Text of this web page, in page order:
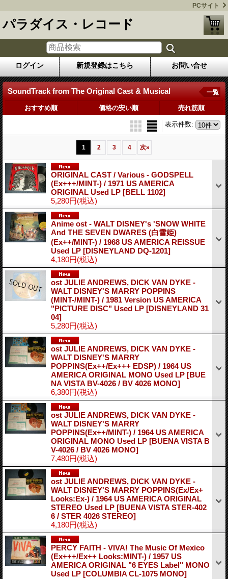
PCサイト
パラダイス・レコード
ログイン 新規登録はこちら お問い合せ
SoundTrack from The Original Cast & Musical 一覧
おすすめ順 価格の安い順 売れ筋順
表示件数:
1 2 3 4 次»
ORIGINAL CAST / Various - GODSPELL
(Ex+++/MINT-) / 1971 US AMERICA
ORIGINAL Used LP [BELL 1102]
5,280円(税込)
Anime ost - WALT DISNEY's 'SNOW WHITE
And THE SEVEN DWARES (白雪姫)
(Ex++/MINT-) / 1968 US AMERICA REISSUE
Used LP [DISNEYLAND DQ-1201]
4,180円(税込)
ost JULIE ANDREWS, DICK VAN DYKE -
WALT DISNEY'S MARRY POPPINS
(MINT-/MINT-) / 1981 Version US AMERICA
"PICTURE DISC" Used LP [DISNEYLAND 31
04]
5,280円(税込)
ost JULIE ANDREWS, DICK VAN DYKE -
WALT DISNEY'S MARRY
POPPINS(Ex++/Ex+++ EDSP) / 1964 US
AMERICA ORIGINAL MONO Used LP [BUE
NA VISTA BV-4026 / BV 4026 MONO]
6,380円(税込)
ost JULIE ANDREWS, DICK VAN DYKE -
WALT DISNEY'S MARRY
POPPINS(Ex++/MINT-) / 1964 US AMERICA
ORIGINAL MONO Used LP [BUENA VISTA B
V-4026 / BV 4026 MONO]
7,480円(税込)
ost JULIE ANDREWS, DICK VAN DYKE -
WALT DISNEY'S MARRY POPPINS(Ex/Ex+
Looks:Ex-) / 1964 US AMERICA ORIGINAL
STEREO Used LP [BUENA VISTA STER-402
6 / STER 4026 STEREO]
4,180円(税込)
PERCY FAITH - VIVA! The Music Of Mexico
(Ex+++/Ex++ Looks:MINT-) / 1957 US
AMERICA ORIGINAL "6 EYES Label" MONO
Used LP [COLUMBIA CL-1075 MONO]